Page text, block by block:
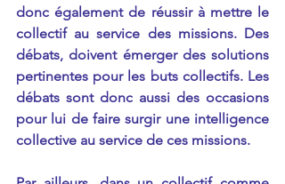
donc également de réussir à mettre le
collectif au service des missions. Des
débats, doivent émerger des solutions
pertinentes pour les buts collectifs. Les
débats sont donc aussi des occasions
pour lui de faire surgir une intelligence
collective au service de ces missions.